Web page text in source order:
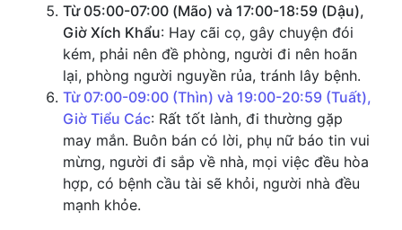
Từ 05:00-07:00 (Mão) và 17:00-18:59 (Dậu),
Giờ Xích Khẩu: Hay cãi cọ, gây chuyện đói
kém, phải nên đề phòng, người đi nên hoãn
lại, phòng người nguyền rủa, tránh lây bệnh.
Từ 07:00-09:00 (Thìn) và 19:00-20:59 (Tuất),
Giờ Tiểu Các: Rất tốt lành, đi thường gặp
may mắn. Buôn bán có lời, phụ nữ báo tin vui
mừng, người đi sắp về nhà, mọi việc đều hòa
hợp, có bệnh cầu tài sẽ khỏi, người nhà đều
mạnh khỏe.